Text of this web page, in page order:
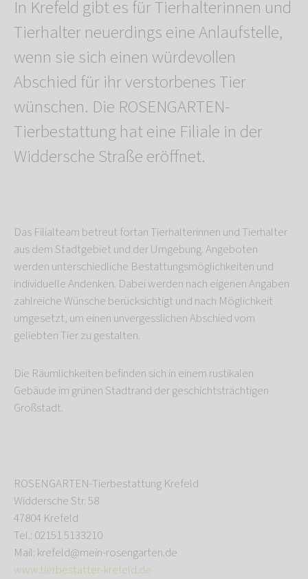
In Krefeld gibt es für Tierhalterinnen und
Tierhalter neuerdings eine Anlaufstelle,
wenn sie sich einen würdevollen
Abschied für ihr verstorbenes Tier
wünschen. Die ROSENGARTEN-
Tierbestattung hat eine Filiale in der
Widdersche Straße eröffnet.
Das Filialteam betreut fortan Tierhalterinnen und Tierhalter
aus dem Stadtgebiet und der Umgebung. Angeboten
werden unterschiedliche Bestattungsmöglichkeiten und
individuelle Andenken. Dabei werden nach eigenen Angaben
zahlreiche Wünsche berücksichtigt und nach Möglichkeit
umgesetzt, um einen unvergesslichen Abschied vom
geliebten Tier zu gestalten.
Die Räumlichkeiten befinden sich in einem rustikalen
Gebäude im grünen Stadtrand der geschichtsträchtigen
Großstadt.
ROSENGARTEN-Tierbestattung Krefeld
Widdersche Str. 58
47804 Krefeld
Tel.: 02151 5133210
Mail: krefeld@mein-rosengarten.de
www.tierbestatter-krefeld.de